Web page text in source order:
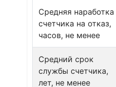
Средняя наработка
счетчика на отказ,
часов, не менее
Средний срок
службы счетчика,
лет, не менее